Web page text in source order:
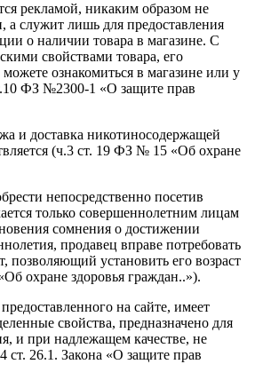
рекламой, никаким образом не
а служит лишь для предоставления
о наличии товара в магазине. С
свойствами товара, его
ознакомиться в магазине или у
ФЗ №2300-1 «О защите прав
и доставка никотиносодержащей
(ч.3 ст. 19 ФЗ № 15 «Об охране
непосредственно посетив
только совершеннолетним лицам
сомнения о достижении
продавец вправе потребовать
позволяющий установить его возраст
охране здоровья граждан..»).
на сайте, имеет
свойства, предназначено для
и при надлежащем качестве, не
ст. 26.1. Закона «О защите прав